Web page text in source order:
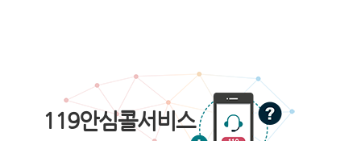
119안심콜서비스